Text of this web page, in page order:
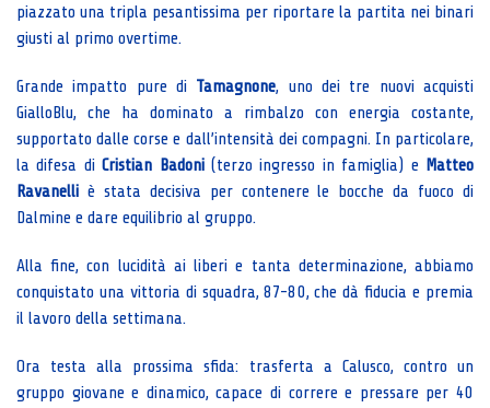
piazzato una tripla pesantissima per riportare la partita nei binari
giusti al primo overtime.
Grande impatto pure di Tamagnone, uno dei tre nuovi acquisti
GialloBlu, che ha dominato a rimbalzo con energia costante,
supportato dalle corse e dall’intensità dei compagni. In particolare,
la difesa diCristian Badoni(terzo ingresso in famiglia) e Matteo
Ravanelli è stata decisiva per contenere le bocche da fuoco di
Dalmine e dare equilibrio al gruppo.
Alla fine, con lucidità ai liberi e tanta determinazione, abbiamo
conquistato una vittoria di squadra, 87-80, che dà fiducia e premia
il lavoro della settimana.
Ora testa alla prossima sfida: trasferta a Calusco, contro un
gruppo giovane e dinamico, capace di correre e pressare per 40